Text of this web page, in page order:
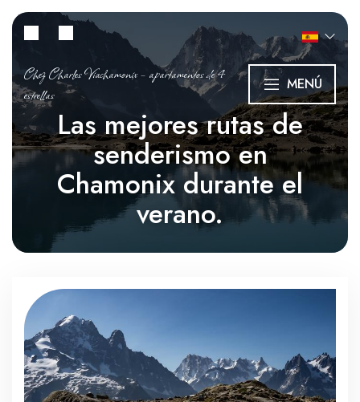
Chez Charles Viachamonix – apartamentos de 4
estrellas
MENÚ
Las mejores rutas de
senderismo en
Chamonix durante el
verano.